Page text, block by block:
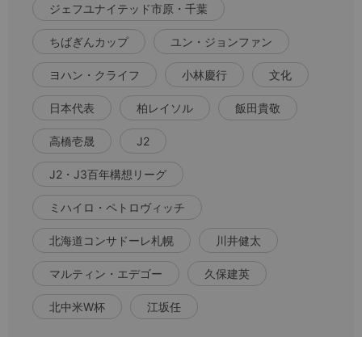
ジェフユナイテッド市原・千葉
ちばぎんカップ ユン・ジョンファン
ヨハン・クライフ 小林慶行 文化
日本代表 柏レイソル 飯田貴敬
高橋壱晟 J2
J2・J3百年構想リーグ
ミハイロ・ペトロヴィッチ
北海道コンサドーレ札幌 川井健太
マルティン・エデゴー 久保建英
北中米W杯 江坂任